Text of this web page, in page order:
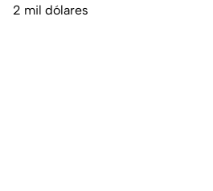
2 mil dólares